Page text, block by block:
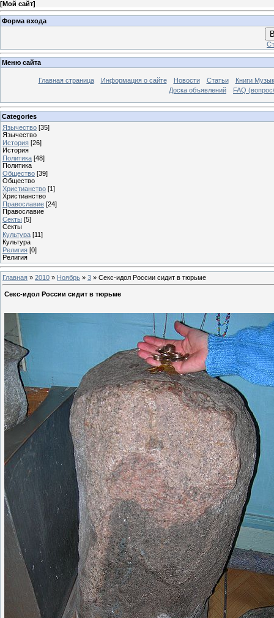
[Мой сайт]
Форма входа
Меню сайта
Главная страница Информация о сайте Новости Статьи
Книги
Доска объявлений
FAQ
Categories
Язычество [35]
Язычество
История [26]
История
Политика [48]
Политика
Общество [39]
Общество
Христианство [1]
Христианство
Православие [24]
Православие
Секты [5]
Секты
Культура [11]
Культура
Религия [0]
Религия
Главная » 2010 » Ноябрь » 3 » Секс-идол России сидит в тюрьме
Секс-идол России сидит в тюрьме